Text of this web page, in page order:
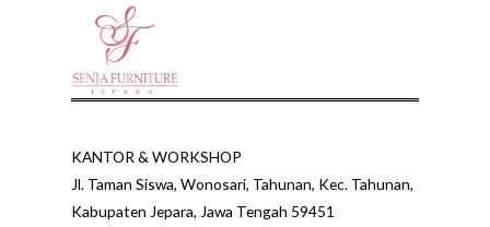
KANTOR & WORKSHOP
Jl. Taman Siswa, Wonosari, Tahunan, Kec. Tahunan,
Kabupaten Jepara, Jawa Tengah 59451